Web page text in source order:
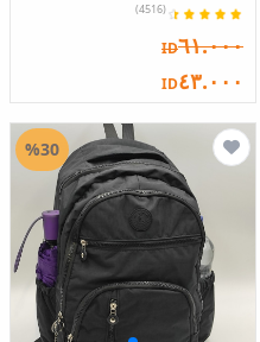
(4516)
ID٦١.٠٠٠
ID٤٣.٠٠٠
%30